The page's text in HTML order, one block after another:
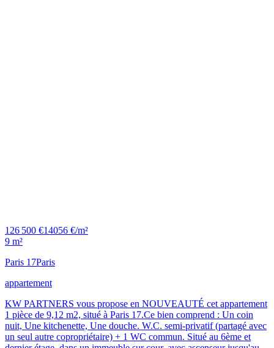
126 500 €14056 €/m²
9 m²
Paris 17Paris
appartement
KW PARTNERS vous propose en NOUVEAUTÉ cet appartement
1 pièce de 9,12 m2, situé à Paris 17.Ce bien comprend : Un coin
nuit, Une kitchenette, Une douche. W.C. semi-privatif (partagé avec
un seul autre copropriétaire) + 1 WC commun. Situé au 6ème et